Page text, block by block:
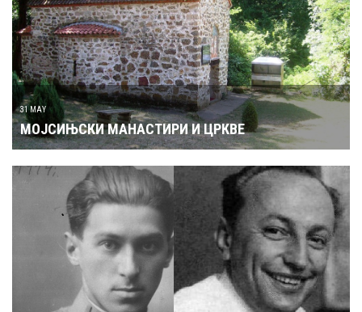
31 MAY
МОЈСИЊСКИ МАНАСТИРИ И ЦРКВЕ